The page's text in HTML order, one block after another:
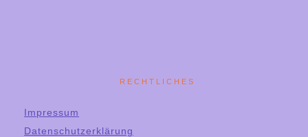
RECHTLICHES
Impressum
Datenschutzerklärung